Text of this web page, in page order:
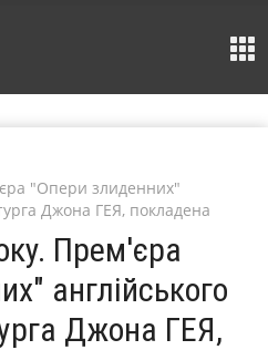
"Опери злиденних"
Джона ГЕЯ, покладена
Прем'єра
англійського
Джона ГЕЯ,